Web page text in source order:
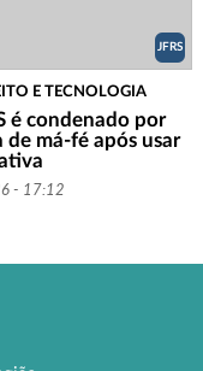
JFRS
E TECNOLOGIA
é condenado por
de má-fé após usar
- 17:12